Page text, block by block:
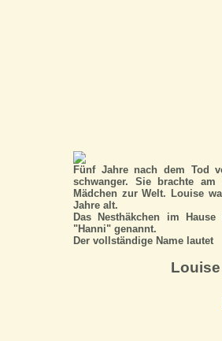
Fünf Jahre nach dem Tod
schwanger. Sie brachte
Mädchen zur Welt. Louise
Jahre alt.
Das Nesthäkchen im
"Hanni" genannt.
Der vollständige Name lautet
Louise